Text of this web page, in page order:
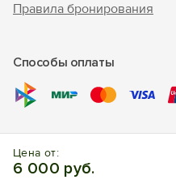
Цена от:
6 000 руб.
Правила бронирования
Способы оплаты
© 2010 - 2026 "В Крым -
Отдых в Алупке. Отели,